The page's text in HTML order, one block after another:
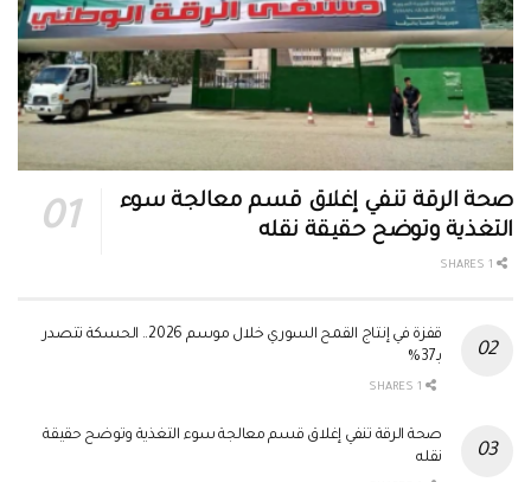
صحة الرقة تنفي إغلاق قسم معالجة سوء
التغذية وتوضح حقيقة نقله
قفزة في إنتاج القمح السوري خلال موسم 2026.. الحسكة تتصدر
بـ37%
صحة الرقة تنفي إغلاق قسم معالجة سوء التغذية وتوضح حقيقة
نقله